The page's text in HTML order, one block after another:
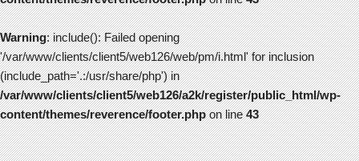
Warning: include(): Failed opening
'/var/www/clients/client5/web126/web/pm/i.html' for inclusion
(include_path='.:/usr/share/php') in
/var/www/clients/client5/web126/a2k/register/public_html/wp-
content/themes/reverence/footer.phpon line43